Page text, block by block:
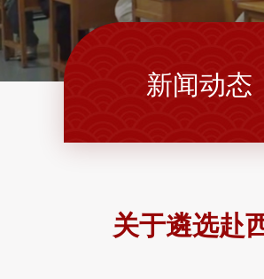
新闻动态
关于遴选赴